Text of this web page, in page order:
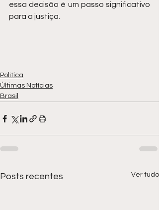
essa decisão é um passo significativo
para a justiça.
Política
Últimas Notícias
Brasil
Posts recentes Ver tudo